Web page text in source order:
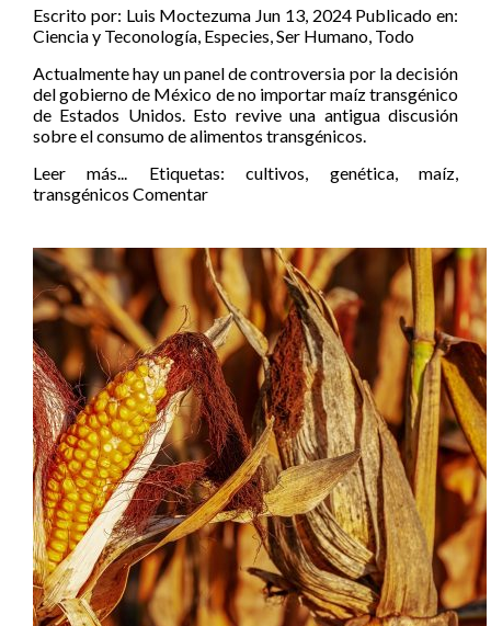
Escrito por: Luis Moctezuma Jun 13, 2024 Publicado en:
Ciencia y Teconología, Especies,Ser Humano, Todo
Actualmente hay un panel de controversia por la decisión
del gobierno de México de no importar maíz transgénico
de Estados Unidos. Esto revive una antigua discusión
sobre el consumo de alimentos transgénicos.
Leer más...
Etiquetas:cultivos, genética,maíz,
transgénicos Comentar